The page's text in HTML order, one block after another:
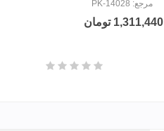
مرجع: PK-14028
1,311,440 تومان